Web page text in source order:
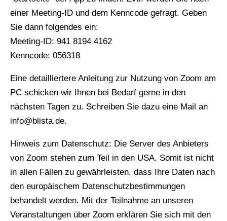
einer Meeting-ID und dem Kenncode gefragt. Geben
Sie dann folgendes ein:
Meeting-ID: 941 8194 4162
Kenncode: 056318
Eine detailliertere Anleitung zur Nutzung von Zoom am
PC schicken wir Ihnen bei Bedarf gerne in den
nächsten Tagen zu. Schreiben Sie dazu eine Mail an
info@blista.de.
Hinweis zum Datenschutz: Die Server des Anbieters
von Zoom stehen zum Teil in den USA. Somit ist nicht
in allen Fällen zu gewährleisten, dass Ihre Daten nach
den europäischem Datenschutzbestimmungen
behandelt werden. Mit der Teilnahme an unseren
Veranstaltungen über Zoom erklären Sie sich mit den